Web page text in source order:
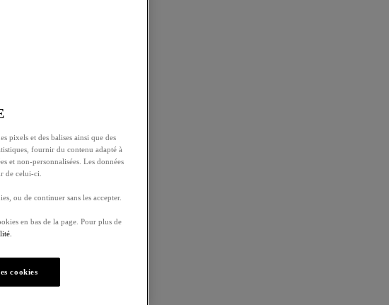
pixels et des balises ainsi que des
fournir du contenu adapté à
et non-personnalisées. Les données
de celui-ci.
ou de continuer sans les accepter.
en bas de la page. Pour plus de
cookies